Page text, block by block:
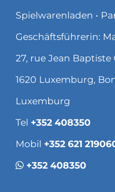
Spielwarenladen •
Geschäftsführerin:
27, rue Jean Baptiste
1620 Luxemburg,
Luxemburg
Tel +352 408350
Mobil +352 621
+352 408350